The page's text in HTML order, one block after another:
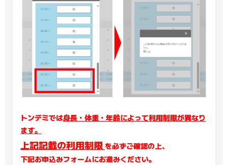
トンデミでは身長・体重・年齢によって利用制限が異なり
ます。
上記記載の利用制限 を必ずご確認の上、
下記お申込みフォームにお進みください。